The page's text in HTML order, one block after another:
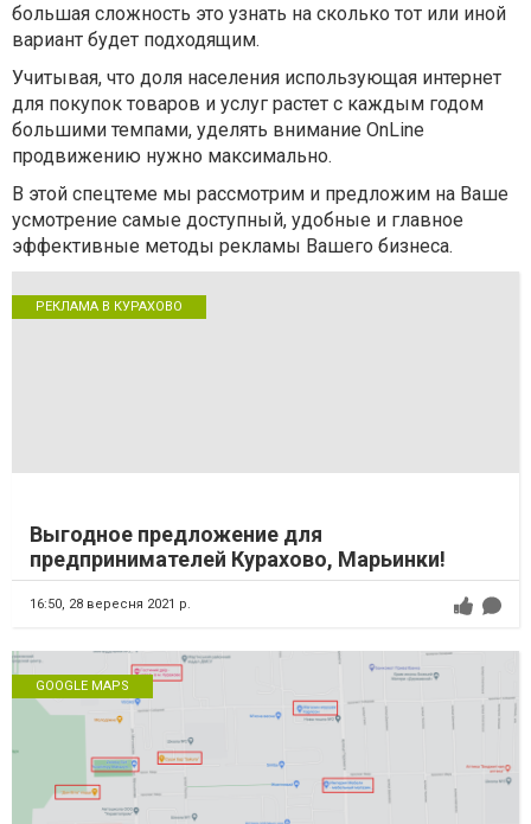
большая сложность это узнать на сколько тот или иной
вариант будет подходящим.
Учитывая, что доля населения использующая интернет
для покупок товаров и услуг растет с каждым годом
большими темпами, уделять внимание OnLine
продвижению нужно максимально.
В этой спецтеме мы рассмотрим и предложим на Ваше
усмотрение самые доступный, удобные и главное
эффективные методы рекламы Вашего бизнеса.
РЕКЛАМА В КУРАХОВО
Выгодное предложение для
предпринимателей Курахово, Марьинки!
16:50, 28 вересня 2021 р.
GOOGLE MAPS